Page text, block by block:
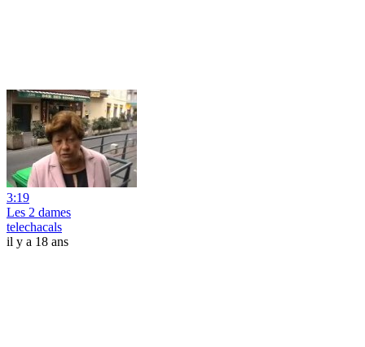
3:19
Les 2 dames
telechacals
il y a 18 ans